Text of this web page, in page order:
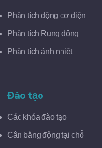
Phân tích động cơ điện
Phân tích Rung động
Phân tích ảnh nhiệt
Đào tạo
Các khóa đào tạo
Cân bằng động tại chỗ